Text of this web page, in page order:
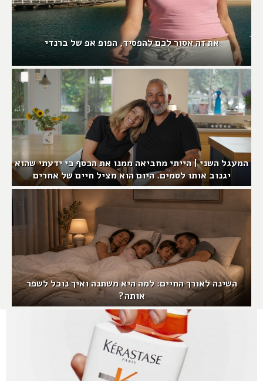
את זה אסור לכם להפסיד, הפופ אפ של ברנדי
המעגל השני | הייתי מחביאה ממנו את הכסף כי ידעתי שהוא
יגנוב אותו לסמים. היום הוא מציל חיים של אחרים
השינה לאורך החיים: למה היא משתנה ואיך נוכל לשפר
אותה?